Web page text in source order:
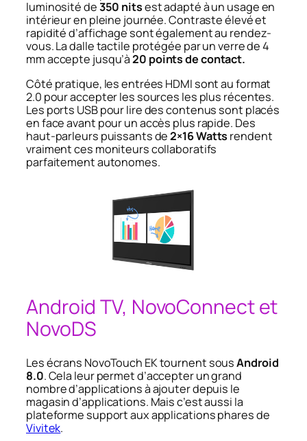
luminosité de350 nitsest adapté à un usage en
intérieur en pleine journée. Contraste élevé et
rapidité d’affichage sont également au rendez-
vous. La dalle tactile protégée par un verre de 4
mm accepte jusqu’à20 points de contact.
Côté pratique, les entrées HDMI sont au format
2.0 pour accepter les sources les plus récentes.
Les ports USB pour lire des contenus sont placés
en face avant pour un accès plus rapide. Des
haut-parleurs puissants de2×16 Watts rendent
vraiment ces moniteurs collaboratifs
parfaitement autonomes.
Android TV, NovoConnect et
NovoDS
Les écrans NovoTouch EK tournent sousAndroid
8.0. Cela leur permet d’accepter un grand
nombre d’applications à ajouter depuis le
magasin d’applications. Mais c’est aussi la
plateforme support aux applications phares de
Vivitek.